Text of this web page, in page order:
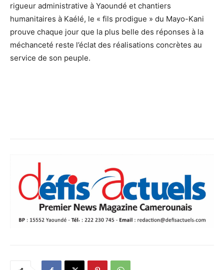
rigueur administrative à Yaoundé et chantiers
humanitaires à Kaélé, le « fils prodigue » du Mayo-Kani
prouve chaque jour que la plus belle des réponses à la
méchanceté reste l’éclat des réalisations concrètes au
service de son peuple.